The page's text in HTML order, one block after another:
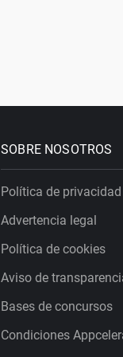
SOBRE NOSOTROS
Política de privacidad
Advertencia legal
Política de cookies
Aviso de
Bases de concursos
Condiciones